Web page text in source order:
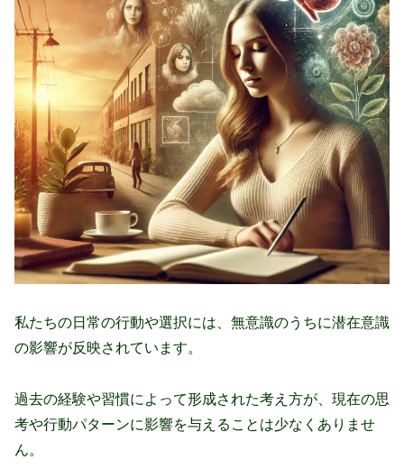
私たちの日常の行動や選択には、無意識のうちに潜在意識
の影響が反映されています。
過去の経験や習慣によって形成された考え方が、現在の思
考や行動パターンに影響を与えることは少なくありませ
ん。